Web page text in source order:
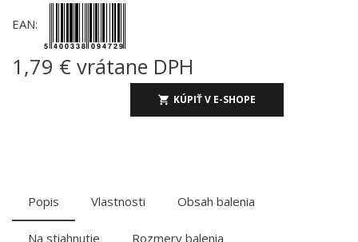
EAN:
1,79 € vrátane DPH
KÚPIŤ V E-SHOPE
Popis Vlastnosti Obsah balenia
Na stiahnutie Rozmery balenia